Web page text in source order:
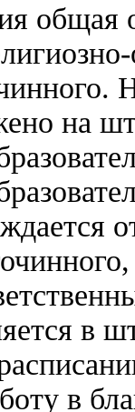
общая
на
в
в